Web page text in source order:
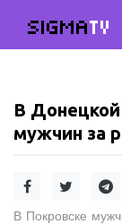
SIGMATV
В
мужчин за
В Покровске